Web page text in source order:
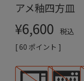
アメ釉四方皿
¥6,600
税込
[ 60 ポイント ]